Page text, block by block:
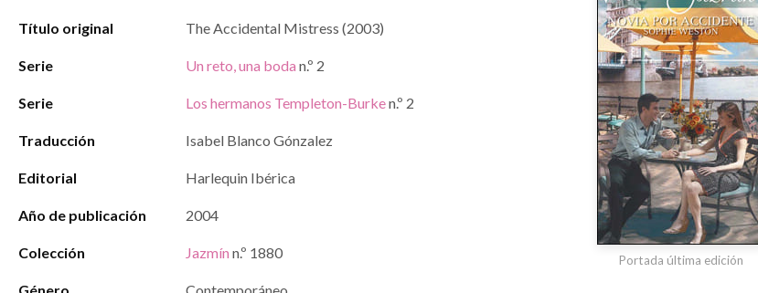
Título original The Accidental Mistress (2003)
Serie Un reto, una boda n.º 2
Serie Los hermanos Templeton-Burken.º 2
Traducción Isabel Blanco Gónzalez
Editorial Harlequin Ibérica
Año de publicación 2004
Colección Jazmín n.º 1880 Portada última edición